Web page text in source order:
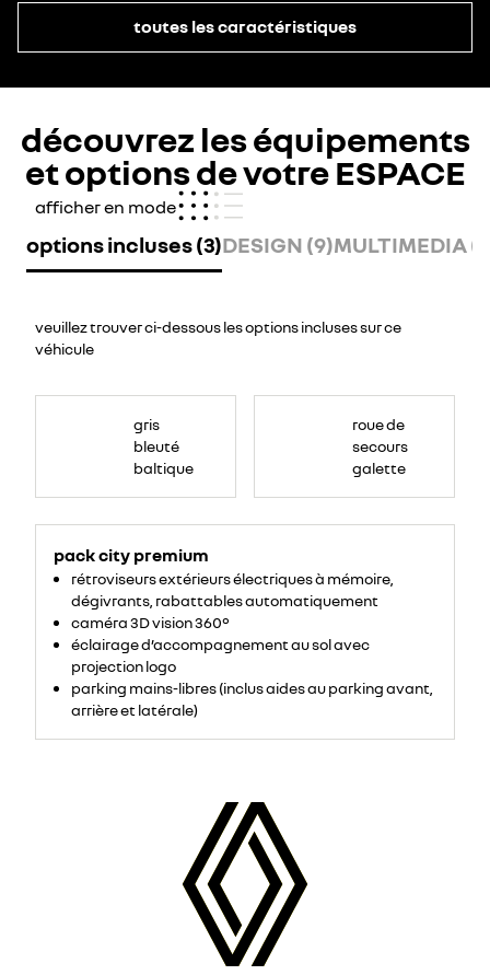
toutes les caractéristiques
découvrez les équipements
et options de votre ESPACE
afficher en mode
options incluses (3)DESIGN (9)MULTIMEDIA
veuillez trouver ci-dessous les options incluses sur ce
véhicule
gris
bleuté
baltique
pack city premium
rétroviseurs extérieurs électriques à mémoire,
dégivrants, rabattables automatiquement
caméra 3D vision 360°
éclairage d’accompagnement au sol avec
projection logo
parking mains-libres (inclus aides au parking avant,
arrière et latérale)
roue de
secours
galette